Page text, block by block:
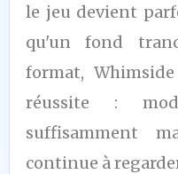
le jeu devient
qu'un fond
format,
réussite :
suffisamment
continue à